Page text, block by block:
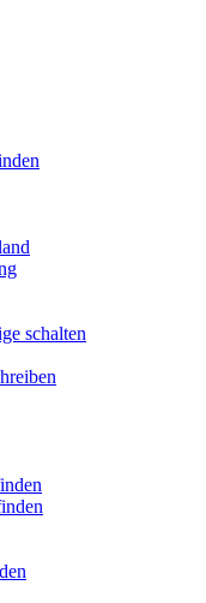
schalten